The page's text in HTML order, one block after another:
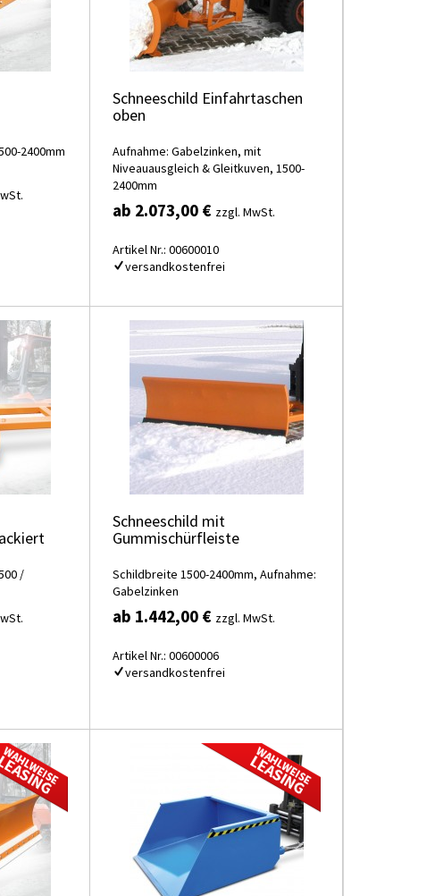
2400mm
Schneeschild Einfahrtaschen
oben
Aufnahme: Gabelzinken, mit
Niveauausgleich & Gleitkuven, 1500-
2400mm
ab 2.073,00 € zzgl. MwSt.
Artikel Nr.: 00600010
versandkostenfrei
/
Schneeschild mit
Gummischürfleiste
Schildbreite 1500-2400mm, Aufnahme:
Gabelzinken
ab 1.442,00 € zzgl. MwSt.
Artikel Nr.: 00600006
versandkostenfrei